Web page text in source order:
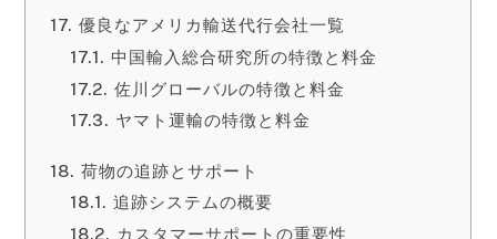
優良なアメリカ輸送代行会社一覧
中国輸入総合研究所の特徴と料金
佐川グローバルの特徴と料金
ヤマト運輸の特徴と料金
荷物の追跡とサポート
追跡システムの概要
カスタマーサポートの重要性